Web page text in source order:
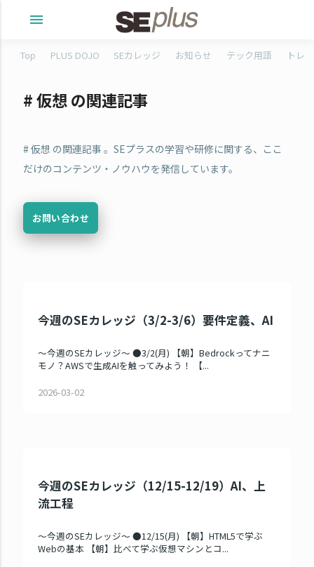
menu
Top PLUS DOJO SEカレッジ お知らせ テック用語 トレ
# 仮想 の関連記事
# 仮想 の関連記事 。SEプラスの学習や研修に関する、ここ
だけのコンテンツ・ノウハウを発信しています。
お問い合わせ
今週のSEカレッジ（3/2-3/6）要件定義、AI
～今週のSEカレッジ～ ●3/2(月) 【朝】Bedrockってナニ
モノ？AWSで生成AIを触ってみよう！ 【...
2026-03-02
今週のSEカレッジ（12/15-12/19）AI、上
流工程
～今週のSEカレッジ～ ●12/15(月) 【朝】HTML5で学ぶ
Webの基本 【朝】比べて学ぶ仮想マシンとコ...